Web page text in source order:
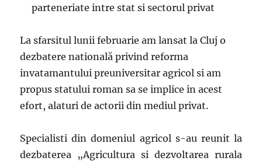
parteneriate intre stat si sectorul privat
La sfarsitul lunii februarie am lansat la Cluj o
dezbatere natională privind reforma
invatamantului preuniversitar agricol si am
propus statului roman sa se implice in acest
efort, alaturi de actorii din mediul privat.
Specialisti din domeniul agricol s-au reunit la
dezbaterea „Agricultura si dezvoltarea rurala